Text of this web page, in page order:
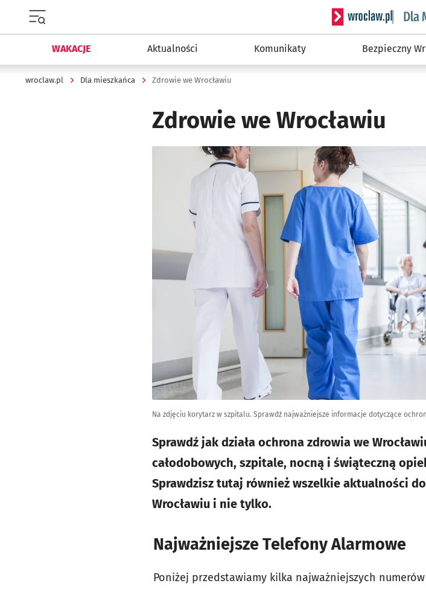
Serwis informacyjny
WAKACJE Aktualności Komunikaty Bezpieczny
wroclaw.pl Dla mieszkańca Zdrowie we Wrocławiu
Zdrowie we Wrocławiu
Kliknij, aby powiększyć
Na zdjęciu korytarz w szpitalu. Sprawdź najważniejsze informacje dotyczące
Sprawdź jak działa ochrona zdrowia we
całodobowych, szpitale, nocną i świąteczną
Sprawdzisz tutaj również wszelkie aktualności
Wrocławiu i nie tylko.
Najważniejsze Telefony Alarmowe
Poniżej przedstawiamy kilka najważniejszych